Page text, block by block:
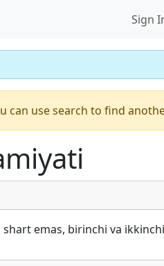
Sign
can use search to find
emas, birinchi va